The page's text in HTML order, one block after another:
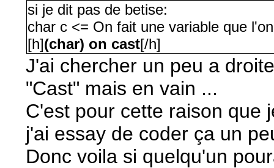
si je dit pas de betise:
char c <= On fait une variable que
[h](char) on cast[/h]
J'ai chercher un peu a
"Cast" mais en vain ...
C'est pour cette raison que
j'ai essay de coder ça un
Donc voila si quelqu'un